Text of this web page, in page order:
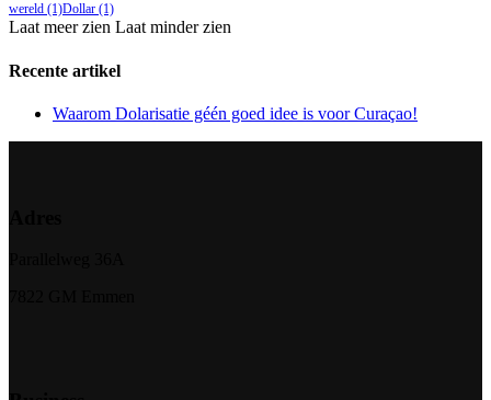
wereld (1)Dollar (1)
Laat meer zien Laat minder zien
Recente artikel
Waarom Dolarisatie géén goed idee is voor Curaçao!